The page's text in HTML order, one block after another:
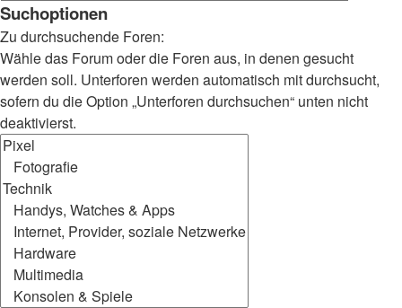
Suchoptionen
Zu durchsuchende Foren:
Wähle das Forum oder die Foren aus, in denen gesucht
werden soll. Unterforen werden automatisch mit durchsucht,
sofern du die Option „Unterforen durchsuchen“ unten nicht
deaktivierst.